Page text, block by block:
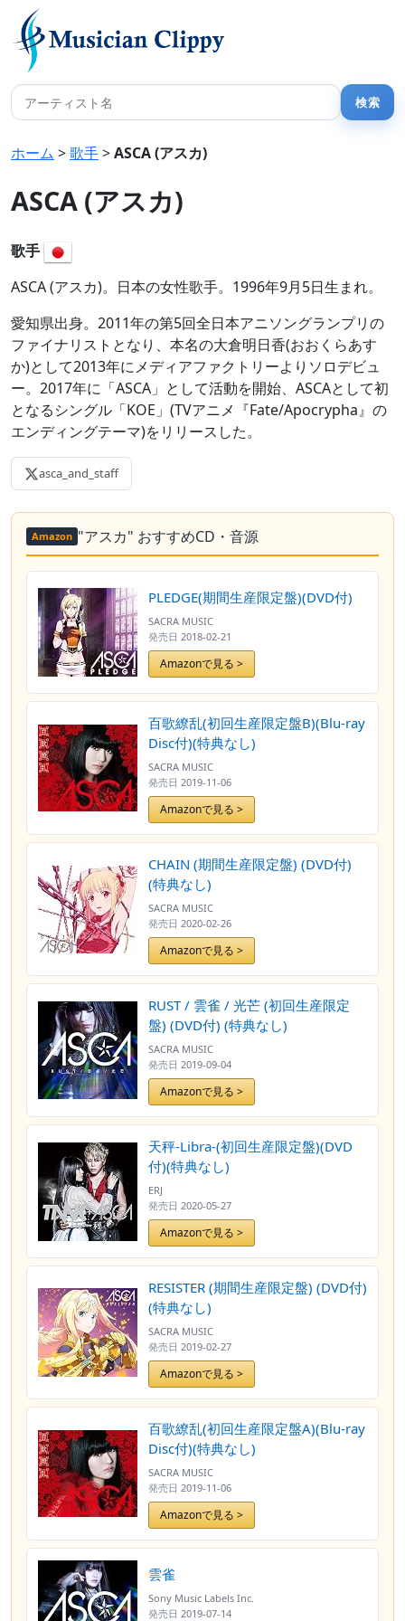
ホーム >歌手>ASCA (アスカ)
ASCA (アスカ)
歌手
ASCA (アスカ)。日本の女性歌手。1996年9月5日生まれ。
愛知県出身。2011年の第5回全日本アニソングランプリの
ファイナリストとなり、本名の大倉明日香(おおくらあす
か)として2013年にメディアファクトリーよりソロデビュ
ー。2017年に「ASCA」として活動を開始、ASCAとして初
となるシングル「KOE」(TVアニメ『Fate/Apocrypha』の
エンディングテーマ)をリリースした。
asca_and_staff
Amazon "アスカ" おすすめCD・音源
PLEDGE(期間生産限定盤)(DVD付)
SACRA MUSIC
発売日 2018-02-21
Amazonで見る >
百歌繚乱(初回生産限定盤B)(Blu-ray
Disc付)(特典なし)
SACRA MUSIC
発売日 2019-11-06
Amazonで見る >
CHAIN (期間生産限定盤) (DVD付)
(特典なし)
SACRA MUSIC
発売日 2020-02-26
Amazonで見る >
RUST / 雲雀 / 光芒 (初回生産限定
盤) (DVD付) (特典なし)
SACRA MUSIC
発売日 2019-09-04
Amazonで見る >
天秤-Libra-(初回生産限定盤)(DVD
付)(特典なし)
ERJ
発売日 2020-05-27
Amazonで見る >
RESISTER (期間生産限定盤) (DVD付)
(特典なし)
SACRA MUSIC
発売日 2019-02-27
Amazonで見る >
百歌繚乱(初回生産限定盤A)(Blu-ray
Disc付)(特典なし)
SACRA MUSIC
発売日 2019-11-06
Amazonで見る >
雲雀
Sony Music Labels Inc.
発売日 2019-07-14